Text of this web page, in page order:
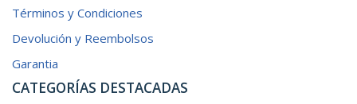
Términos y Condiciones
Devolución y Reembolsos
Garantia
CATEGORÍAS DESTACADAS